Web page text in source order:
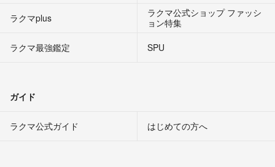
ラクマplus
ラクマ公式ショップ ファッシ
ョン特集
ラクマ最強鑑定
SPU
ガイド
ラクマ公式ガイド はじめての方へ